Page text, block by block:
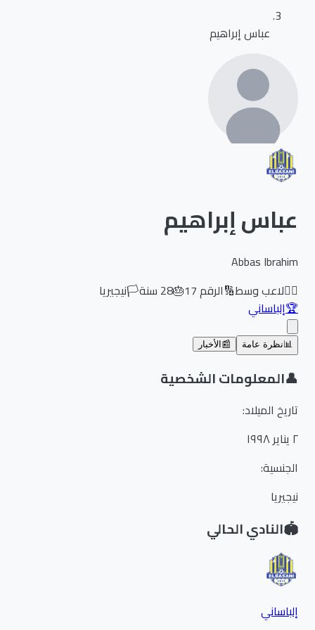
عباس إبراهيم
عباس إبراهيم
Abbas Ibrahim
لاعب وسط🔢الرقم17
🎂
28سنة🏳️نيجيريا
إلباساني
نظرة عامة 📰 الأخبار
المعلومات الشخصية
تاريخ الميلاد:
الجنسية:
نيجيريا
النادي الحالي
إلباساني